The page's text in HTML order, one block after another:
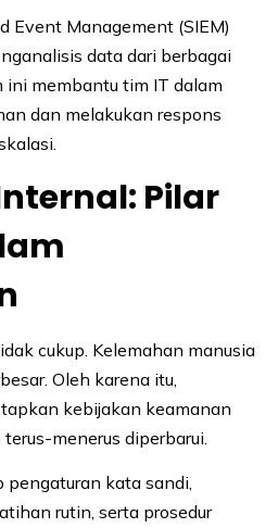
Event Management (SIEM)
data dari berbagai
ini membantu tim IT dalam
dan melakukan respons
Pilar
cukup. Kelemahan manusia
Oleh karena itu,
kebijakan keamanan
menerus diperbarui.
pengaturan kata sandi,
rutin, serta prosedur